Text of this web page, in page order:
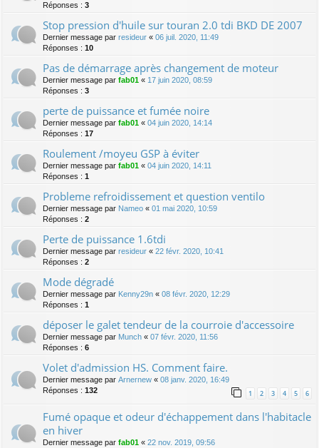
Réponses : 3
Stop pression d'huile sur touran 2.0 tdi BKD DE 2007
Dernier message par resideur « 06 juil. 2020, 11:49
Réponses : 10
Pas de démarrage après changement de moteur
Dernier message par fab01 « 17 juin 2020, 08:59
Réponses : 3
perte de puissance et fumée noire
Dernier message par fab01 « 04 juin 2020, 14:14
Réponses : 17
Roulement /moyeu GSP à éviter
Dernier message par fab01 « 04 juin 2020, 14:11
Réponses : 1
Probleme refroidissement et question ventilo
Dernier message par Nameo « 01 mai 2020, 10:59
Réponses : 2
Perte de puissance 1.6tdi
Dernier message par resideur « 22 févr. 2020, 10:41
Réponses : 2
Mode dégradé
Dernier message par Kenny29n « 08 févr. 2020, 12:29
Réponses : 1
déposer le galet tendeur de la courroie d'accessoire
Dernier message par Munch « 07 févr. 2020, 11:56
Réponses : 6
Volet d'admission HS. Comment faire.
Dernier message par Arnernew « 08 janv. 2020, 16:49
Réponses : 132 1 2 3 4 5 6
Fumé opaque et odeur d'échappement dans l'habitacle
en hiver
Dernier message par fab01 « 22 nov. 2019, 09:56